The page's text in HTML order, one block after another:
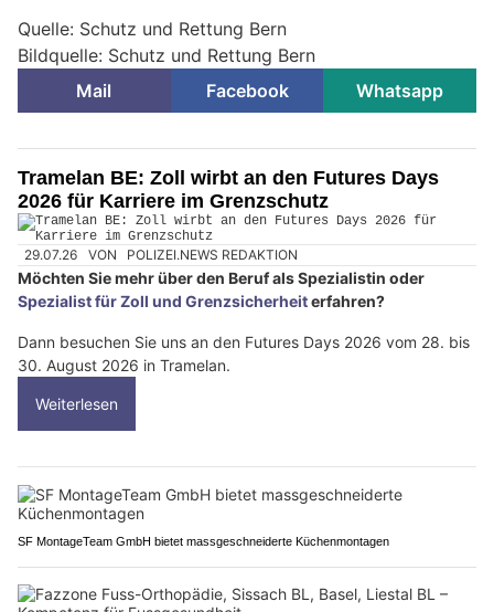
Quelle: Schutz und Rettung Bern
Bildquelle: Schutz und Rettung Bern
Mail
Facebook Whatsapp
Tramelan BE: Zoll wirbt an den Futures Days
2026 für Karriere im Grenzschutz
29.07.26 VON POLIZEI.NEWS REDAKTION
Möchten Sie mehr über den Beruf als Spezialistin oder
Spezialist für Zoll und Grenzsicherheiterfahren?
Dann besuchen Sie uns an den Futures Days 2026 vom 28. bis
30. August 2026 in Tramelan.
Weiterlesen
SF MontageTeam GmbH bietet massgeschneiderte Küchenmontagen